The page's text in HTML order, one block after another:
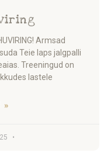
Armsad
Teie laps jalgpalli
Treeningud on
lastele